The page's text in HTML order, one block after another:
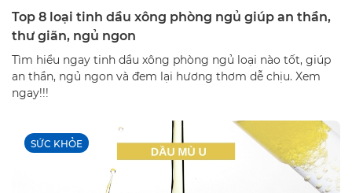
Top 8 loại tinh dầu xông phòng ngủ giúp an thần,
thư giãn, ngủ ngon
Tìm hiểu ngay tinh dầu xông phòng ngủ loại nào tốt, giúp
an thần, ngủ ngon và đem lại hương thơm dễ chịu. Xem
ngay!!!
SỨC KHỎE